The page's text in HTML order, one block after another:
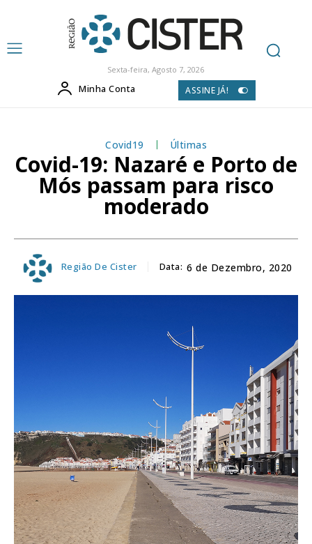
Sexta-feira, Agosto 7, 2026
Minha Conta ASSINE JÁ!
Covid19 Últimas
Covid-19: Nazaré e Porto de
Mós passam para risco
moderado
Região De Cister Data: 6 de Dezembro, 2020